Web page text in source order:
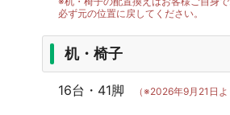
必ず元の位置に戻してください。
机・椅子
16台・41脚 （※2026年9月21日よ